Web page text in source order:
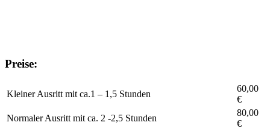
Preise:
Kleiner Ausritt mit ca.1 – 1,5 Stunden
60,00
€
Normaler Ausritt mit ca. 2 -2,5 Stunden
80,00
€